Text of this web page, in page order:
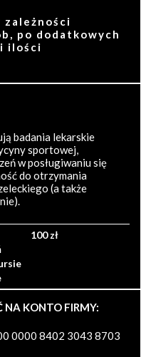
zależności
po dodatkowych
ilości
badania lekarskie
sportowej,
w posługiwaniu się
do otrzymania
(a także
100 zł
NA KONTO FIRMY:
0000 8402 3043 8703